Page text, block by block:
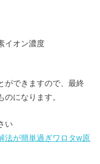
ができますので、最終
になります。
い
法が簡単過ぎワロタw原